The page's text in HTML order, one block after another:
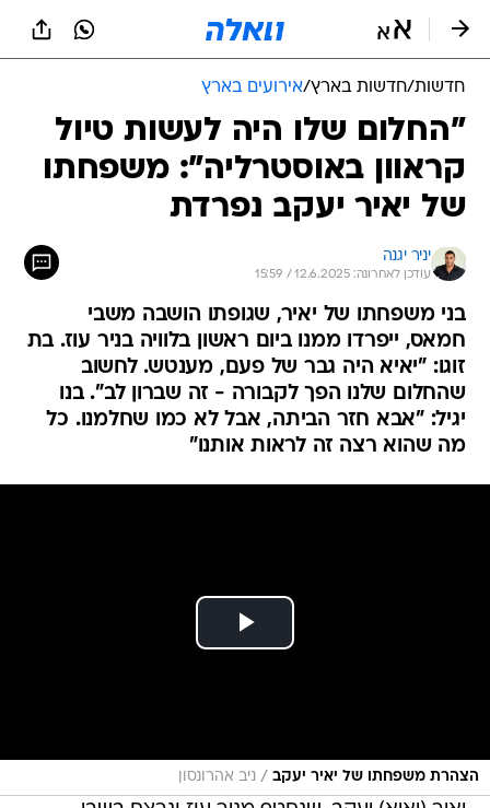
חדשות/חדשות בארץ/אירועים בארץ
"החלום שלו היה לעשות טיול
קראוון באוסטרליה": משפחתו
של יאיר יעקב נפרדת
יניר יגנה
עודכן לאחרונה: 12.6.2025 / 15:59
בני משפחתו של יאיר, שגופתו הושבה משבי
חמאס, ייפרדו ממנו ביום ראשון בלוויה בניר עוז. בת
זוגו: "יאיא היה גבר של פעם, מענטש. לחשוב
שהחלום שלנו הפך לקבורה - זה שברון לב". בנו
יגיל: "אבא חזר הביתה, אבל לא כמו שחלמנו. כל
מה שהוא רצה זה לראות אותנו"
הצהרת משפחתו של יאיר יעקב / ניב אהרונסון